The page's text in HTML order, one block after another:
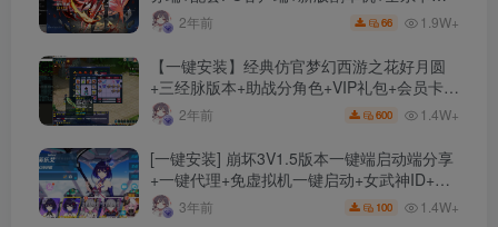
文件2年前 66 1.9W+
【一键安装】经典仿官梦幻西游之花好月圆
+三经脉版本+助战分角色+VIP礼包+会员卡
+剧情活动+视频搭建及其他修改资料
2年前 600 1.4W+
[一键安装] 崩坏3V1.5版本一键端启动端分享
+一键代理+免虚拟机一键启动+女武神ID+详
细指令+极简一键修改
3年前 100 1.4W+